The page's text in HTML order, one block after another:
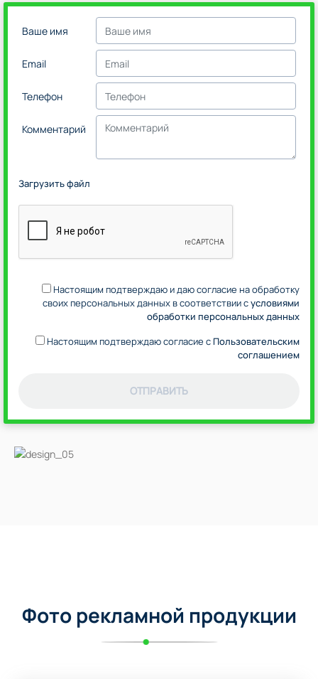
Ваше имя
Email
Телефон
Комментарий
Загрузить файл
Настоящим подтверждаю и даю согласие на обработку
своих персональных данных в соответствии сусловиями
обработки персональных данных
Настоящим подтверждаю согласие сПользовательским
соглашением
ОТПРАВИТЬ
Фото рекламной продукции